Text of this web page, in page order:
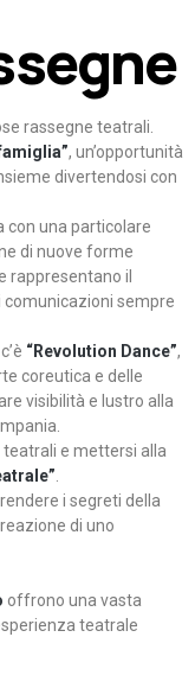
rassegne teatrali.
, un’opportunità
divertendosi con
con una particolare
di nuove forme
rappresentano il
sempre
“Revolution Dance”,
coreutica e delle
visibilità e lustro alla
teatrali e mettersi alla
i segreti della
di uno
offrono una vasta
teatrale